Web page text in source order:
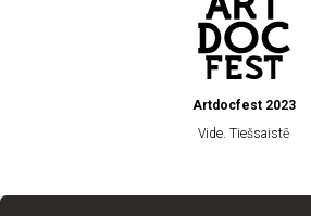
Artdocfest 2023
Vide. Tiešsaistē